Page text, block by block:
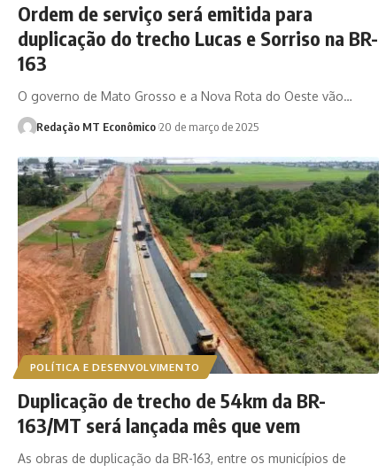
Ordem de serviço será emitida para
duplicação do trecho Lucas e Sorriso na BR-
163
O governo de Mato Grosso e a Nova Rota do Oeste vão…
Redação MT Econômico 20 de março de 2025
POLÍTICA E DESENVOLVIMENTO
Duplicação de trecho de 54km da BR-
163/MT será lançada mês que vem
As obras de duplicação da BR-163, entre os municípios de